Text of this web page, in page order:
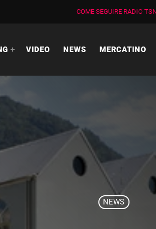
COME SEGUIRE RADIO
VIDEO NEWS MERCATINO
NEWS